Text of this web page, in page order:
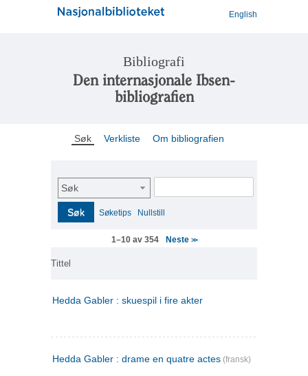
English
Bibliografi
Den internasjonale Ibsen-
bibliografien
Søk Verkliste Om bibliografien
Søk
Søk Søketips Nullstill
1–10 av 354 Neste >>
Tittel
Hedda Gabler : skuespil i fire akter
Hedda Gabler : drame en quatre actes (fransk)